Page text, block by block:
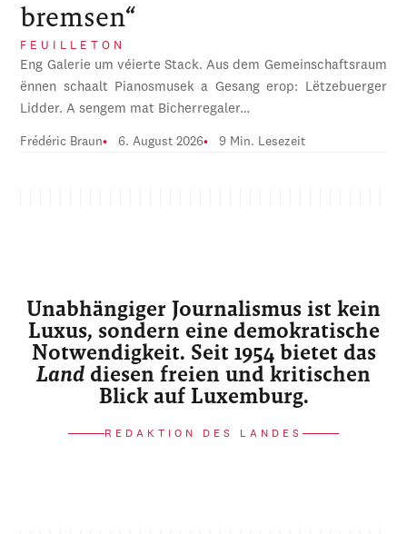
bremsen“
FEUILLETON
Eng Galerie um véierte Stack. Aus dem Gemeinschaftsraum
ënnen schaalt Pianosmusek a Gesang erop: Lëtzebuerger
Lidder. A sengem mat Bicherregaler…
Frédéric Braun 6. August 2026 9 Min. Lesezeit
Unabhängiger Journalismus ist kein
Luxus, sondern eine demokratische
Notwendigkeit. Seit 1954 bietet das
Land diesen freien und kritischen
Blick auf Luxemburg.
REDAKTION DES LANDES